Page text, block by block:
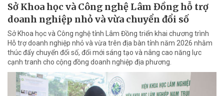
Sở Khoa học và Công nghệ Lâm Đồng hỗ trợ
doanh nghiệp nhỏ và vừa chuyển đổi số
Sở Khoa học và Công nghệ tỉnh Lâm Đồng triển khai chương trình
Hỗ trợ doanh nghiệp nhỏ và vừa trên địa bàn tỉnh năm 2026 nhằm
thúc đẩy chuyển đổi số, đổi mới sáng tạo và nâng cao năng lực
cạnh tranh cho cộng đồng doanh nghiệp địa phương.